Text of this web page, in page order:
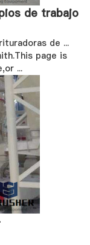
de trabajo
de ...
page is
...